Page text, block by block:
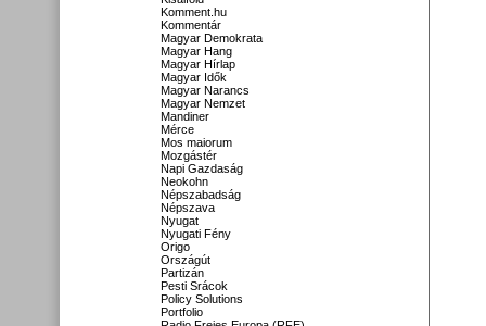
Komment.hu
Kommentár
Magyar Demokrata
Magyar Hang
Magyar Hírlap
Magyar Idők
Magyar Narancs
Magyar Nemzet
Mandiner
Mérce
Mos maiorum
Mozgástér
Napi Gazdaság
Neokohn
Népszabadság
Népszava
Nyugat
Nyugati Fény
Origo
Országút
Partizán
Pesti Srácok
Policy Solutions
Portfolio